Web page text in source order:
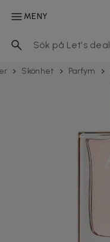
MENY
Skönhet Parfym